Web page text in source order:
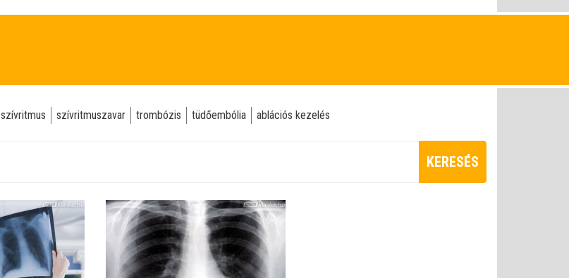
szívritmus szívritmuszavar trombózis tüdőembólia ablációs kezelés
KERESÉS